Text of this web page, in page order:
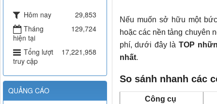
Nếu muốn sở hữu một
hoặc các nền tảng chuyên
phí, dưới đây là TOP
nhất.
So sánh nhanh các
Công cụ
Hôm nay
29,853
Tháng
hiện tại
129,724
Tổng lượt
truy cập
17,221,958
QUẢNG CÁO